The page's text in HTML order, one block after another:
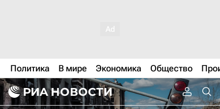
Политика В мире Экономика Общество